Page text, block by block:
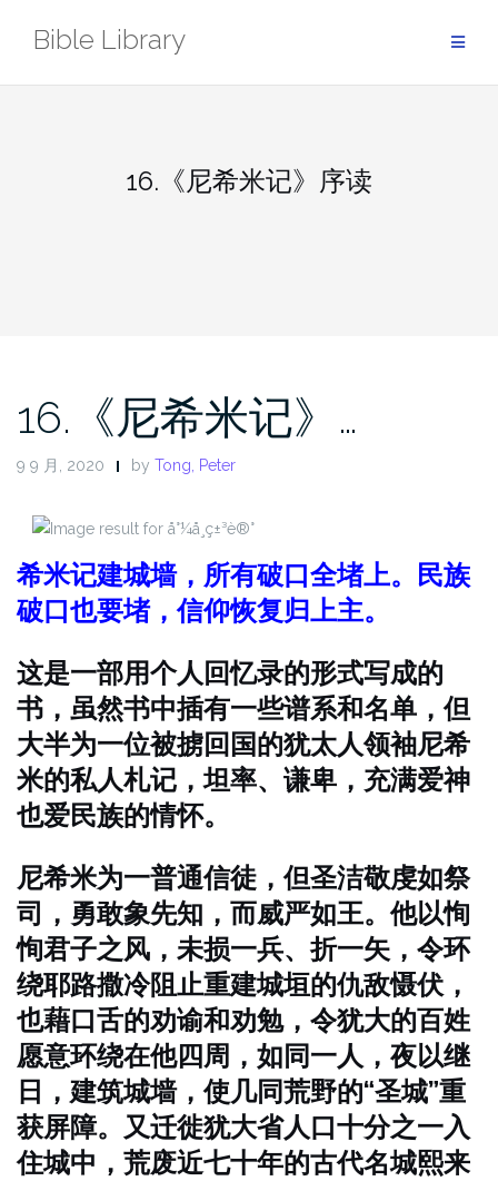
Bible Library
16.《尼希米记》序读
16.《尼希米记》…
9 9 月, 2020 by Tong, Peter
希米记建城墙，所有破口全堵上。民族
破口也要堵，信仰恢复归上主。
这是一部用个人回忆录的形式写成的
书，虽然书中插有一些谱系和名单，但
大半为一位被掳回国的犹太人领袖尼希
米的私人札记，坦率、谦卑，充满爱神
也爱民族的情怀。
尼希米为一普通信徒，但圣洁敬虔如祭
司，勇敢象先知，而威严如王。他以恂
恂君子之风，未损一兵、折一矢，令环
绕耶路撒冷阻止重建城垣的仇敌慑伏，
也藉口舌的劝谕和劝勉，令犹大的百姓
愿意环绕在他四周，如同一人，夜以继
日，建筑城墙，使几同荒野的“圣城”重
获屏障。又迁徙犹大省人口十分之一入
住城中，荒废近七十年的古代名城熙来